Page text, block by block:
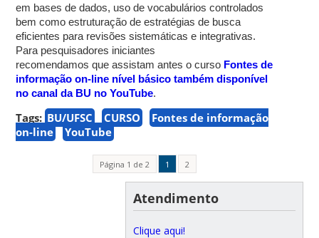
em bases de dados, uso de vocabulários controlados
bem como estruturação de estratégias de busca
eficientes para revisões sistemáticas e integrativas.
Para pesquisadores iniciantes
recomendamos que assistam antes o curso Fontes de
informação on-line nível básico também disponível
no canal da BU no YouTube.
Tags: BU/UFSC CURSO
Fontes de informação
on-line
YouTube
Página 1 de 2 1 2
Atendimento
Clique aqui!